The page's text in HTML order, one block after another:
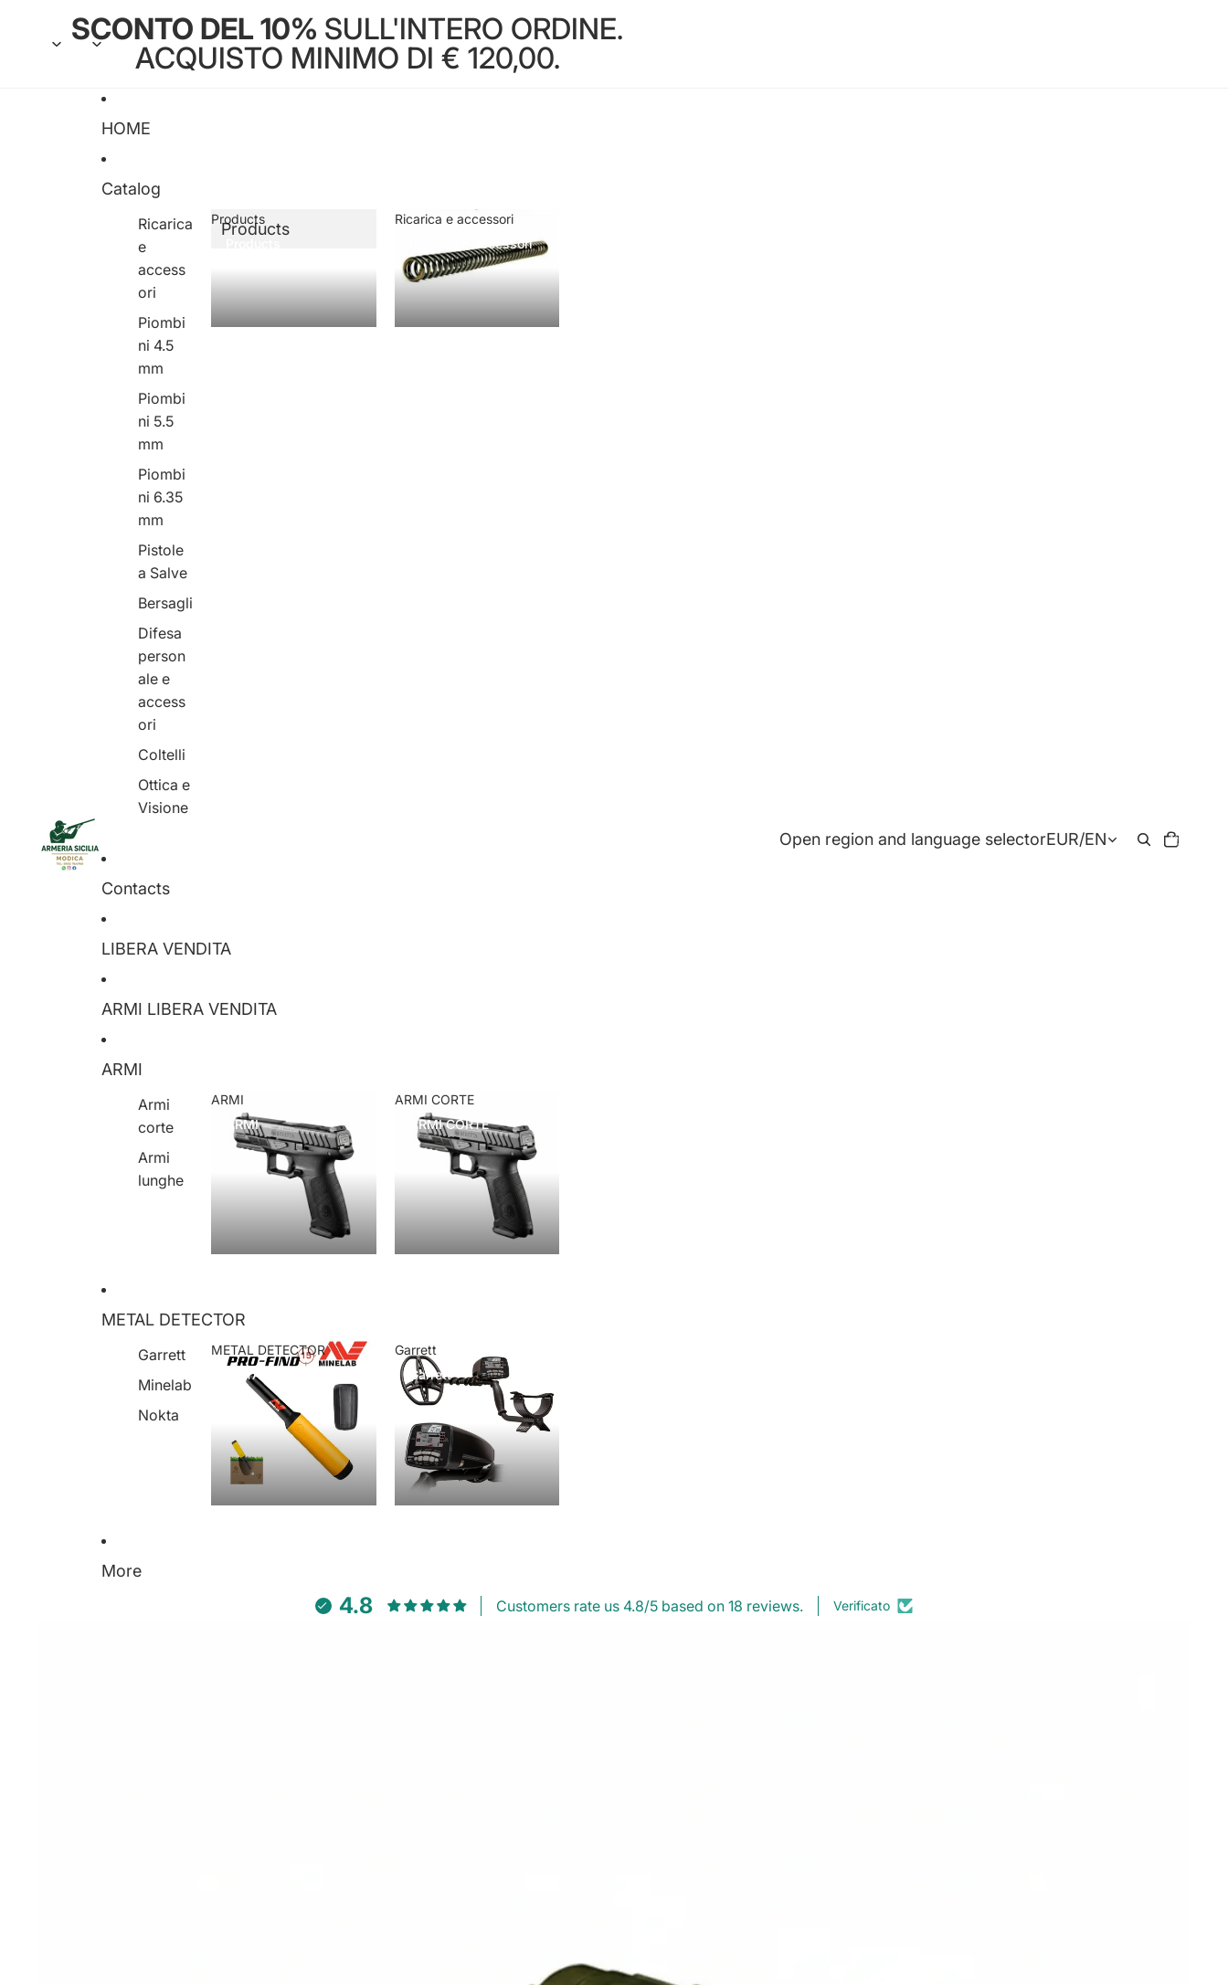
SCONTO DEL 10% SULL'INTERO ORDINE.
ACQUISTO MINIMO DI € 120,00.
HOME
Catalog
Ricarica
e
access
ori
Piombi
ni 4.5
mm
Piombi
ni 5.5
mm
Piombi
ni 6.35
mm
Pistole
a Salve
Bersagli
Difesa
person
ale e
access
ori
Coltelli
Ottica e
Visione
Products
Products
Ricarica e accessori
Ricarica e accessori
Contacts
LIBERA VENDITA
ARMI LIBERA VENDITA
ARMI
Armi
corte
Armi
lunghe
ARMI
ARMI
ARMI CORTE
ARMI CORTE
METAL DETECTOR
Garrett
Minelab
Nokta
METAL DETECTOR
METAL DETECTOR
Garrett
Garrett
More
Open region and language selectorEUR/EN
items
in
4.8 Customers rate us 4.8/5 based on 18 reviews. Verificato